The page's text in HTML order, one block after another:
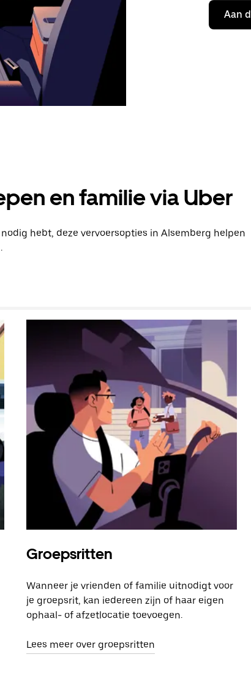
Aan
en familie via Uber
hebt, deze vervoersopties in Alsemberg helpen
Groepsritten
Wanneer je vrienden of familie uitnodigt voor
je groepsrit, kan iedereen zijn of haar eigen
ophaal- of afzetlocatie toevoegen.
Lees meer over groepsritten